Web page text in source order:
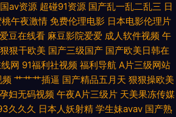
物业 四虎人妻影院 91视频入口 近亲乱中文 神
口免费 极品h片观看 三级东京热 51黑料视频 国
线观看胸大 在线看91 国产精品狼人 欧美性xxxx禁
官方导航 免费污污网站 亚洲成人电影院 国产秘麻
av资源 超碰91资源 国产乱一乱二乱三 日
午夜激情 免费伦理电影 日本电影伦理片
爱豆在线看 麻豆影院爱爱 成人软件视频 午
狠狠干欧美 国产三级国产 国产欧美日韩在
网 91福利社视频 福利导航 A片三级网站
艹艹艹插逼 国产精品五月天 狠狠操欧美
妇无码视频 午夜A片三级片 天美果冻传媒
久久久 日本人妖射精 学生妹avav 国产熟